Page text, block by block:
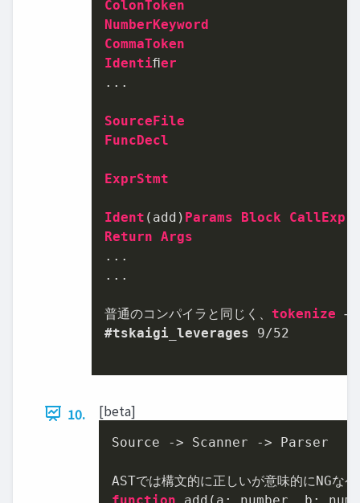
ColonToken
NumberKeyword
CommaToken
Identiﬁer
...
SourceFile
FuncDecl
ExprStmt
Ident (add) Params Block
CallExpr
Return Args
...
...
普通のコンパイラと同じく、 tokenize →
#tskaigi_leverages
9/52
10. [beta]
Source -> Scanner -> Parser
function add(a: number, b: